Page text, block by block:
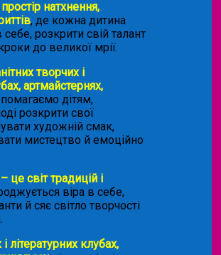
натхнення,
, де кожна дитина
розкрити свій талант
до великої мрії.
творчих і
артмайстернях,
дітям,
розкрити свої
художній смак,
мистецтво й емоційно
це світ традицій і
віра в себе,
й сяє світло творчості
літературних клубах,